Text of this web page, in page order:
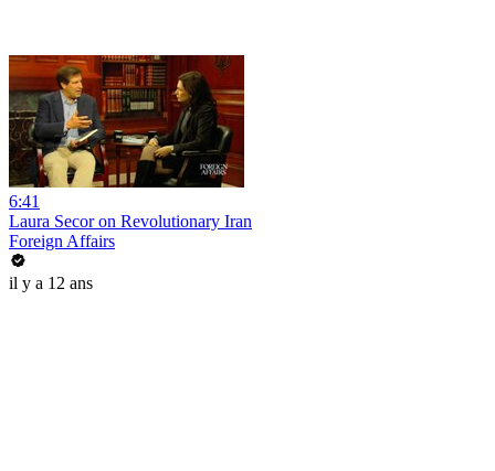
6:41
Laura Secor on Revolutionary Iran
Foreign Affairs
il y a 12 ans